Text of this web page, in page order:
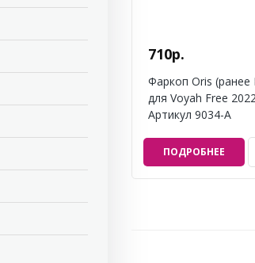
710р.
Фаркоп Oris (ранее
для Voyah Free
Артикул 9034-A
ПОДРОБНЕЕ